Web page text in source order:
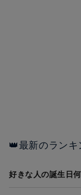
👑最新のランキ
好きな人の誕生日